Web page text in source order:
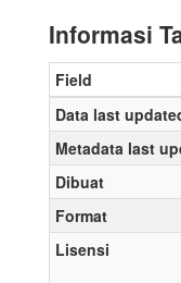
Informasi
Field
Data last
Metadata last
Dibuat
Format
Lisensi